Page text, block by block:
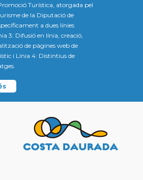
Turística, atorgada pel
de la Diputació de
a dues línies
3: Difusió en línia, creació,
de pàgines web de
i Línia 4: Distintius de